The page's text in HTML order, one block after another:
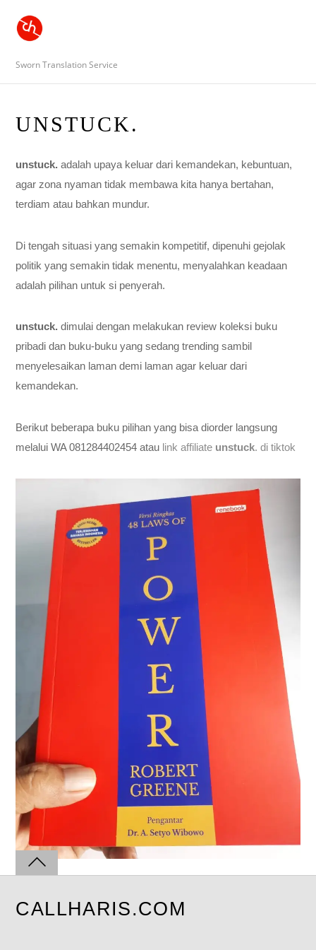
Sworn Translation Service
UNSTUCK.
unstuck. adalah upaya keluar dari kemandekan, kebuntuan,
agar zona nyaman tidak membawa kita hanya bertahan,
terdiam atau bahkan mundur.
Di tengah situasi yang semakin kompetitif, dipenuhi gejolak
politik yang semakin tidak menentu, menyalahkan keadaan
adalah pilihan untuk si penyerah.
unstuck. dimulai dengan melakukan review koleksi buku
pribadi dan buku-buku yang sedang trending sambil
menyelesaikan laman demi laman agar keluar dari
kemandekan.
Berikut beberapa buku pilihan yang bisa diorder langsung
melalui WA 081284402454 atau link affiliate unstuck. di tiktok
CALLHARIS.COM